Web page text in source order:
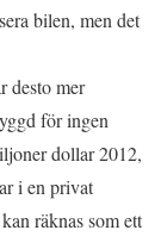
bilen, men det
desto mer
för ingen
dollar 2012,
i en privat
räknas som ett